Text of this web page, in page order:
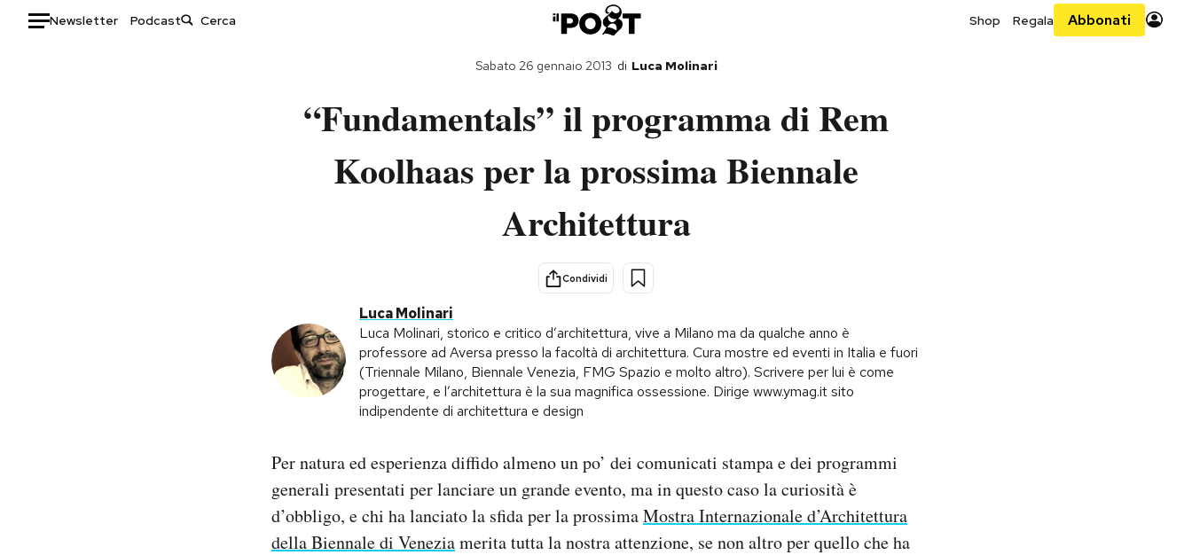
Newsletter Podcast Shop Regala Abbonati
Mondiali calcio 2026
di Luca Molinari
Sabato 26 gennaio 2013
“Fundamentals” il programma di Rem
Koolhaas per la prossima Biennale
Architettura
Condividi
Luca Molinari
Luca Molinari, storico e critico d’architettura, vive a Milano ma da qualche anno è
professore ad Aversa presso la facoltà di architettura. Cura mostre ed eventi in Italia e fuori
(Triennale Milano, Biennale Venezia, FMG Spazio e molto altro). Scrivere per lui è come
progettare, e l’architettura è la sua magnifica ossessione. Dirige www.ymag.it sito
indipendente di architettura e design
Per natura ed esperienza diffido almeno un po’ dei comunicati stampa e dei programmi
generali presentati per lanciare un grande evento, ma in questo caso la curiosità è
d’obbligo, e chi ha lanciato la sfida per la prossimaMostra Internazionale d’Architettura
della Biennale di Veneziamerita tutta la nostra attenzione, se non altro per quello che ha